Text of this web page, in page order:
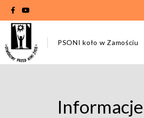
PSONI koło w Zamościu
Informacje